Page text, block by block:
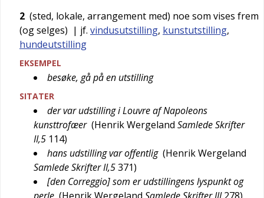
2 (sted, lokale, arrangement med) noe som vises frem
(og selges) | jf. vindusutstilling, kunstutstilling,
hundeutstilling
EKSEMPEL
besøke, gå på en utstilling
SITATER
der var udstilling i Louvre af Napoleons
kunsttrofæer (Henrik Wergeland Samlede Skrifter
II,5 114)
hans udstilling var offentlig (Henrik Wergeland
Samlede Skrifter II,5371)
[den Correggio] som er udstillingens lyspunkt og